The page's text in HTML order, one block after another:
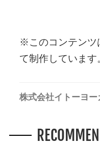
※このコンテンツ
て制作しています
株式会社イトーヨー